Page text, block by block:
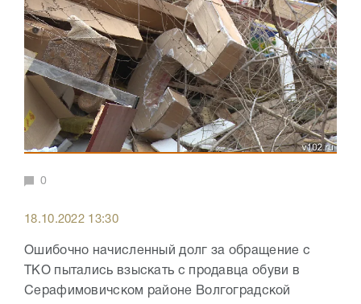
0
18.10.2022 13:30
Ошибочно начисленный долг за обращение с
ТКО пытались взыскать с продавца обуви в
Серафимовичском районе Волгоградской